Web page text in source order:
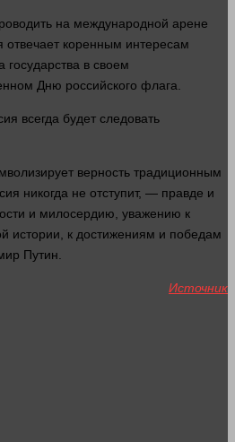
на международной арене
отвечает коренным интересам
государства в своем
Дню российского флага.
всегда будет следовать
верность традиционным
никогда не отступит, — правде и
и милосердию, уважению к
истории , к достижениям и победам
Путин.
Источник